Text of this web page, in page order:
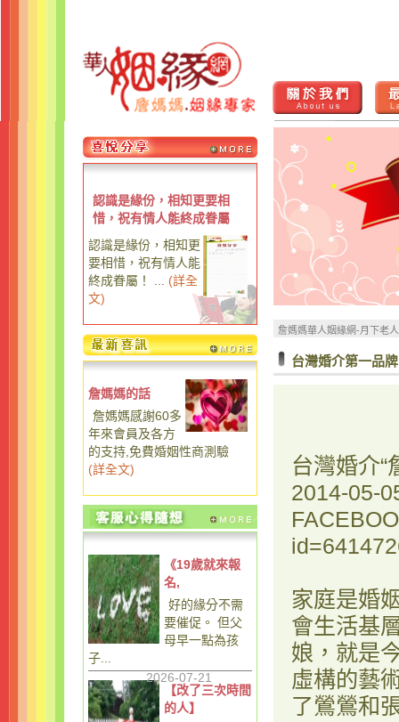
認識是緣份，相知更要相
惜，祝有情人能終成眷屬
認識是緣份，相知更
要相惜，祝有情人能
終成眷屬！ ...
(詳全
文)
詹媽媽的話
詹媽媽感謝60多
年來會員及各方
的支持,免費婚姻性商測驗
(詳全文)
《19歲就來報
名,
好的緣分不需
要催促。 但父
母早一點為孩
子...
2026-07-21
【改了三次時間
的人】
詹媽媽華人姻緣網-月下老
台灣婚介第一品
台灣婚介“
2014-05-
家庭是婚
會生活基
娘，就是
虛構的藝
了鶯鶯和